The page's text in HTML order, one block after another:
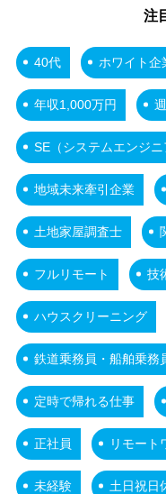
注
40代 ホワイト企
年収1,000万円
SE（システムエンジニ
地域未来牽引企業
土地家屋調査士
フルリモート 技
ハウスクリーニング
鉄道乗務員・船舶乗務
定時で帰れる仕事
正社員 リモート
未経験 土日祝日